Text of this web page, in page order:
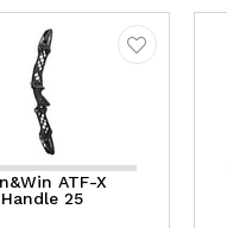
ATF-X
Handle 25